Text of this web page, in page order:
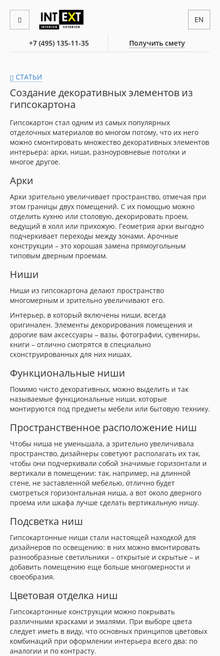
+7 (495) 135-11-35 Получить смету
EN
СТАТЬИ
Создание декоративных элементов из
гипсокартона
Гипсокартон стал одним из самых популярных
отделочных материалов во многом потому, что их него
можно смонтировать множество декоративных элементов
интерьера: арки, ниши, разноуровневые потолки и
многое другое.
Арки
Арки зрительно увеличивает пространство, отмечая при
этом границы двух помещений. С их помощью можно
отделить кухню или столовую, декорировать проем,
ведущий в холл или прихожую. Геометрия арки выгодно
подчеркивает переходы между зонами. Арочные
конструкции – это хорошая замена прямоугольным
типовым дверным проемам.
Ниши
Ниши из гипсокартона делают пространство
многомерным и зрительно увеличивают его.
Интерьер, в который включены ниши, всегда
оригинален. Элементы декорирования помещения и
дорогие вам аксессуары – вазы, фотографии, сувениры,
книги – отлично смотрятся в специально
сконструированных для них нишах.
Функциональные ниши
Помимо чисто декоративных, можно выделить и так
называемые функциональные ниши, которые
монтируются под предметы мебели или бытовую технику.
Пространственное расположение ниш
Чтобы ниша не уменьшала, а зрительно увеличивала
пространство, дизайнеры советуют располагать их так,
чтобы они подчеркивали собой значимые горизонтали и
вертикали в помещении: так, например, на длинной
стене, не заставленной мебелью, отлично будет
смотреться горизонтальная ниша, а вот около дверного
проема или шкафа лучше сделать вертикальную нишу.
Подсветка ниш
Гипсокартонные ниши стали настоящей находкой для
дизайнеров по освещению: в них можно вмонтировать
разнообразные светильники – открытые и скрытые – и
добавить помещению еще больше многомерности и
своеобразия.
Цветовая отделка ниш
Гипсокартонные конструкции можно покрывать
различными красками и эмалями. При выборе цвета
следует иметь в виду, что основных принципов цветовых
комбинаций при оформлении интерьера всего два: по
аналогии и по контрасту.